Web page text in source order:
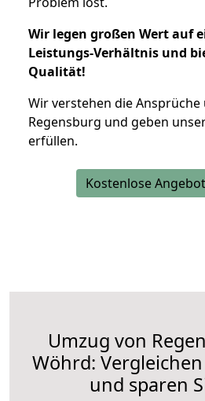
Wir legen großen Wert auf
Leistungs-Verhältnis und
Qualität!
Wir verstehen die
Regensburg und geben
erfüllen.
Kostenlose
Umzug von
Wöhrd:
und sparen